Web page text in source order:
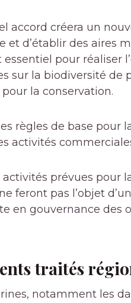
accord créera un
et d’établir des aires
essentiel pour réaliser
sur la biodiversité de
la conservation.
règles de base pour
activités
activités prévues pour
feront pas l’objet
en gouvernance des
traités
notamment les